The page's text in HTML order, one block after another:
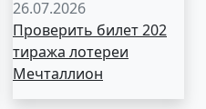
26.07.2026
Проверить билет 202
тиража лотереи
Мечталлион